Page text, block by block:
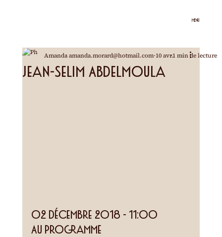
MENU
Jean-Selim Abdelmoula
Amanda amanda.morard@hotmail.com 10 avr.1 min de lecture
02 décembre 2018 - 11:00
Au programme